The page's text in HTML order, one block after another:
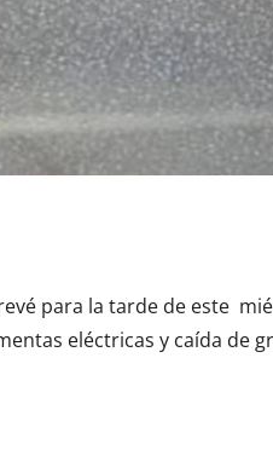
para la tarde de este
eléctricas y caída de